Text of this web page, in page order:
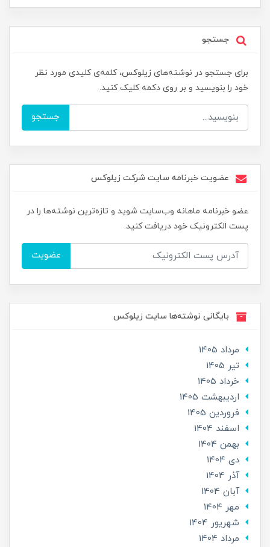
جستجو
برای جستجو در نوشته‌های زیلوکس، کلمه‌ی کلیدی مورد نظر
خود را بنویسید و بر روی دکمه کلیک کنید.
جستجو
عضویت خبرنامه سایت شرکت زیلوکس
عضو خبرنامه ماهانه وب‌سایت شوید و تازه‌ترین نوشته‌ها را در
پست الکترونیک خود دریافت کنید.
عضویت
بایگانی نوشته‌ها سایت زیلوکس
مرداد 1405
تير 1405
خرداد 1405
ارديبهشت 1405
فروردین 1405
اسفند 1404
بهمن 1404
دی 1404
آذر 1404
آبان 1404
مهر 1404
شهریور 1404
مرداد 1404